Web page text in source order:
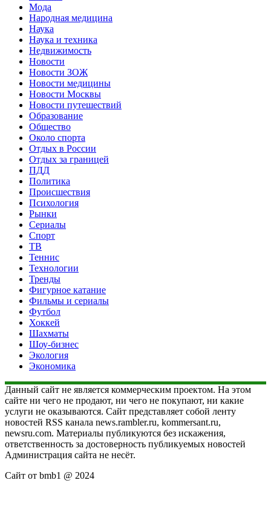
Мода
Народная медицина
Наука
Наука и техника
Недвижимость
Новости
Новости ЗОЖ
Новости медицины
Новости Москвы
Новости путешествий
Образование
Общество
Около спорта
Отдых в России
Отдых за границей
ПДД
Политика
Происшествия
Психология
Рынки
Сериалы
Спорт
ТВ
Теннис
Технологии
Тренды
Фигурное катание
Фильмы и сериалы
Футбол
Хоккей
Шахматы
Шоу-бизнес
Экология
Экономика
Данный сайт не является коммерческим проектом. На этом
сайте ни чего не продают, ни чего не покупают, ни какие
услуги не оказываются. Сайт представляет собой ленту
новостей RSS канала news.rambler.ru, kommersant.ru,
newsru.com. Материалы публикуются без искажения,
ответственность за достоверность публикуемых новостей
Администрация сайта не несёт.
Сайт от bmb1 @ 2024